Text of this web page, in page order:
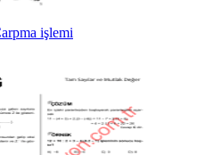
işlemi